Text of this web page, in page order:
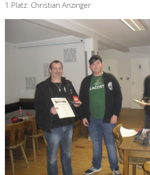
1.Platz: Christian Anzinger